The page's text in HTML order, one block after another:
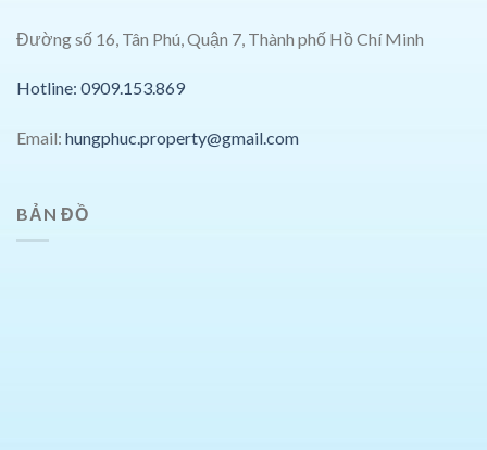
Đường số 16, Tân Phú, Quận 7, Thành phố Hồ Chí Minh
Hotline: 0909.153.869
Email: hungphuc.property@gmail.com
BẢN ĐỒ